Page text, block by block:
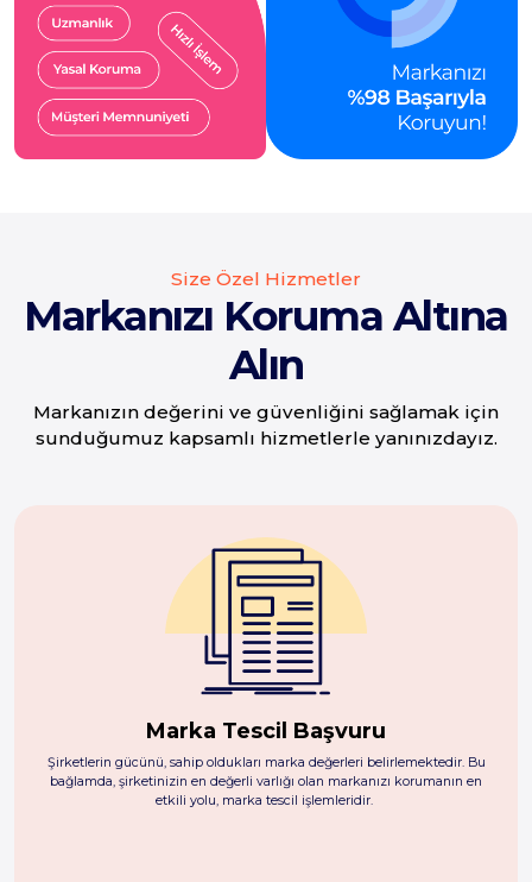
Size Özel Hizmetler
Markanızı Koruma Altına
Alın
Markanızın değerini ve güvenliğini sağlamak için
sunduğumuz kapsamlı hizmetlerle yanınızdayız.
Marka Tescil Başvuru
Şirketlerin gücünü, sahip oldukları marka değerleri belirlemektedir. Bu
bağlamda, şirketinizin en değerli varlığı olan markanızı korumanın en
etkili yolu, marka tescil işlemleridir.